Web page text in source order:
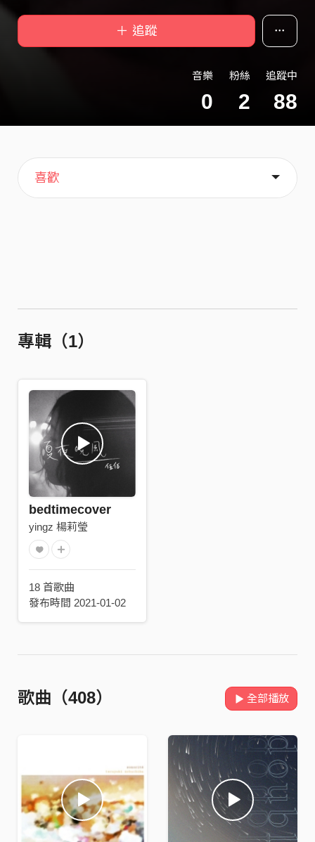
＋ 追蹤
音樂
0
粉絲
2
追蹤中
88
主頁
喜歡
關於
專輯（1）
bedtimecover
yingz 楊莉瑩
18 首歌曲
發布時間 2021-01-02
歌曲（408） 全部播放